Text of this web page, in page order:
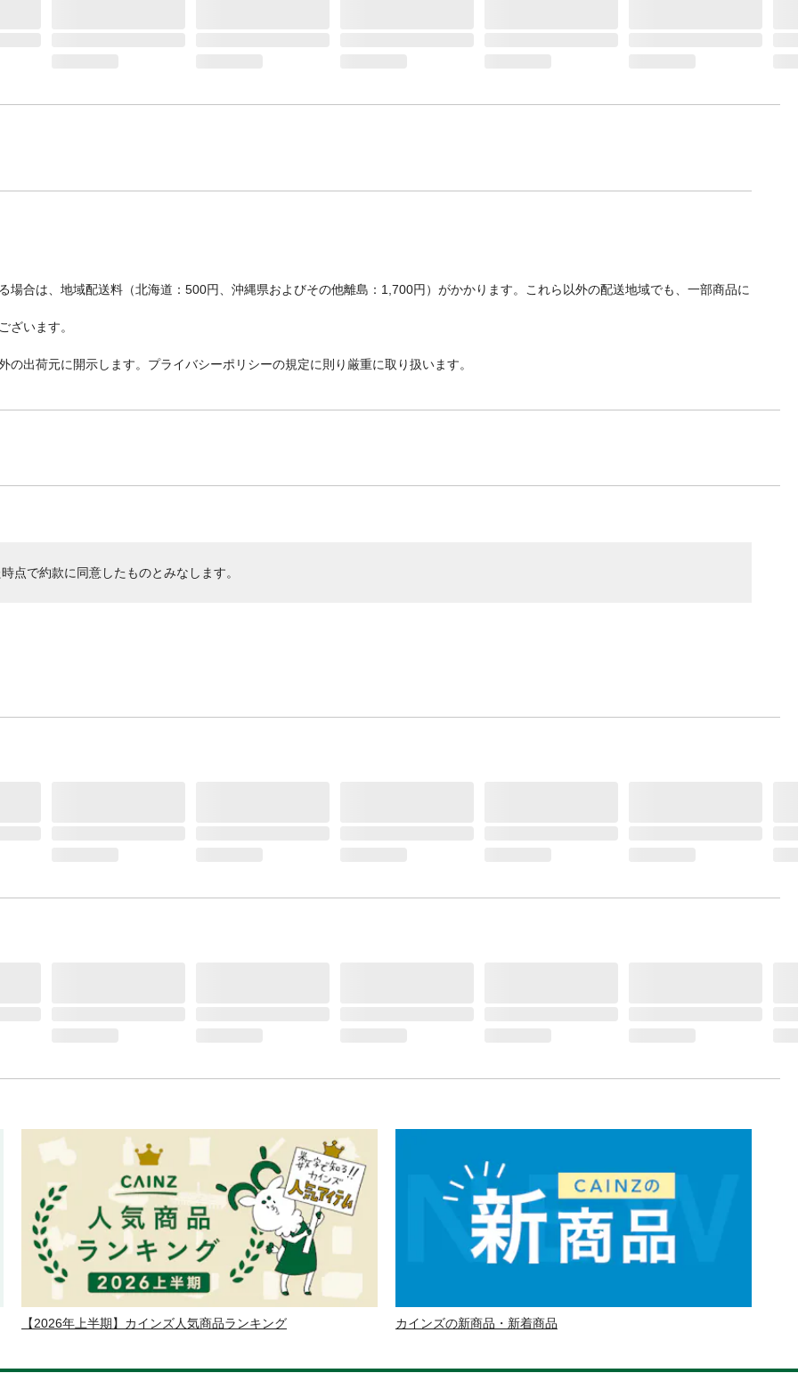
場合は、地域配送料（北海道：500円、沖縄県およびその他離島：1,700円）がかかります。これら以外の配送地域でも、一部商品に
ざいます。
出荷元に開示します。プライバシーポリシーの規定に則り厳重に取り扱います。
点で約款に同意したものとみなします。
【2026年上半期】カインズ人気商品ランキング カインズの新商品・新着商品